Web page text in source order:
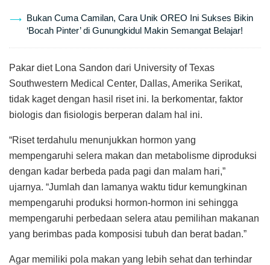
Bukan Cuma Camilan, Cara Unik OREO Ini Sukses Bikin
‘Bocah Pinter’ di Gunungkidul Makin Semangat Belajar!
Pakar diet Lona Sandon dari University of Texas
Southwestern Medical Center, Dallas, Amerika Serikat,
tidak kaget dengan hasil riset ini. Ia berkomentar, faktor
biologis dan fisiologis berperan dalam hal ini.
“Riset terdahulu menunjukkan hormon yang
mempengaruhi selera makan dan metabolisme diproduksi
dengan kadar berbeda pada pagi dan malam hari,”
ujarnya. “Jumlah dan lamanya waktu tidur kemungkinan
mempengaruhi produksi hormon-hormon ini sehingga
mempengaruhi perbedaan selera atau pemilihan makanan
yang berimbas pada komposisi tubuh dan berat badan.”
Agar memiliki pola makan yang lebih sehat dan terhindar